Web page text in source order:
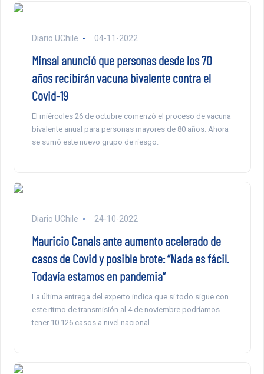
Diario UChile 04-11-2022
Minsal anunció que personas desde los 70
años recibirán vacuna bivalente contra el
Covid-19
El miércoles 26 de octubre comenzó el proceso de vacuna
bivalente anual para personas mayores de 80 años. Ahora
se sumó este nuevo grupo de riesgo.
Diario UChile 24-10-2022
Mauricio Canals ante aumento acelerado de
casos de Covid y posible brote: “Nada es fácil.
Todavía estamos en pandemia”
La última entrega del experto indica que si todo sigue con
este ritmo de transmisión al 4 de noviembre podríamos
tener 10.126 casos a nivel nacional.